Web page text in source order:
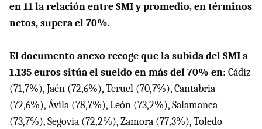
en 11 la relación entre SMI y promedio, en términos
netos, supera el 70%.
El documento anexo recoge que la subida del SMI a
1.135 euros sitúa el sueldo en más del 70% en: Cádiz
(71,7%), Jaén (72,6%), Teruel (70,7%), Cantabria
(72,6%), Ávila (78,7%), León (73,2%), Salamanca
(73,7%), Segovia (72,2%), Zamora (77,3%), Toledo